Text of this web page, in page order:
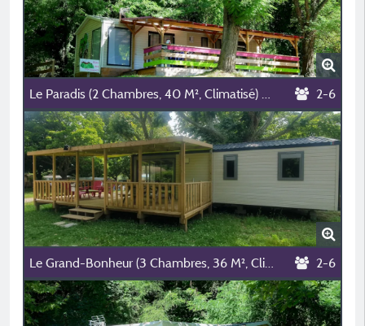
Le Paradis (2 Chambres, 40 M², Climatisé) ✨✨✨ 2-6
Le Grand-Bonheur (3 Chambres, 36 M², Climatisé) ❤️❤️❤️❤️❤️❤️ 2-6